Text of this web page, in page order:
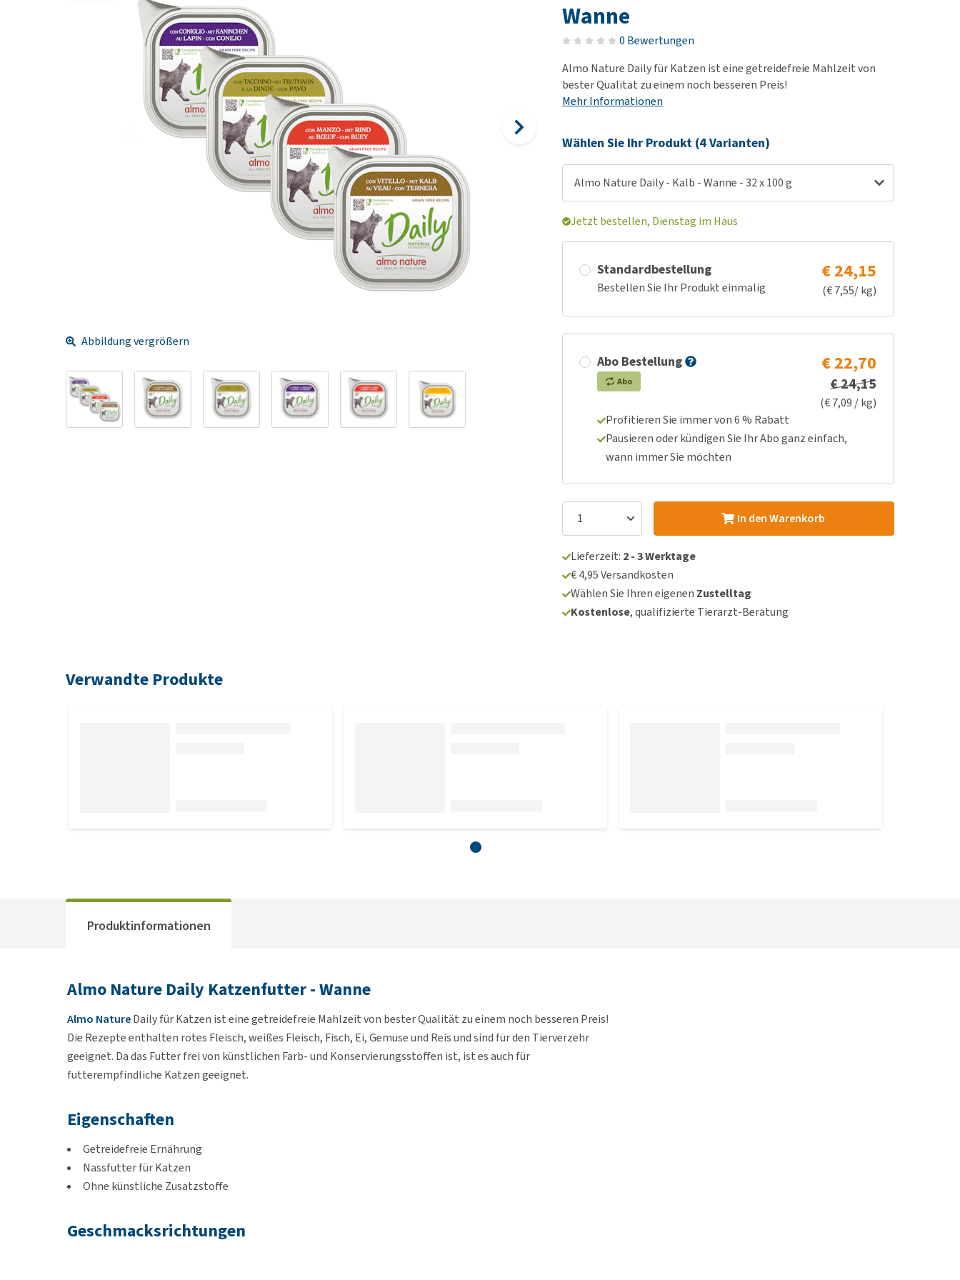
Alles ansehen
Medizinisches Zubehör
Alles ansehen
Leberprobleme
Haut-/Fellprobleme und
Juckreiz
Nierenproblemen
Wanne
0 Bewertungen
Almo Nature Daily für Katzen ist eine getreidefreie Mahlzeit von
bester Qualität zu einem noch besseren Preis!
Mehr Informationen
Abbildung vergrößern
Wählen Sie Ihr Produkt (4 Varianten)
Almo Nature Daily - Kalb - Wanne - 32 x 100 g
Jetzt bestellen, Dienstag im Haus
Standardbestellung
Bestellen Sie Ihr Produkt einmalig
€ 24,15
(€ 7,55/ kg)
Abo Bestellung
Abo
€ 22,70
€ 24,15
(€ 7,09 / kg)
Profitieren Sie immer von 6 % Rabatt
Pausieren oder kündigen Sie Ihr Abo ganz einfach,
wann immer Sie möchten
In den Warenkorb
Lieferzeit: 2 - 3 Werktage
€ 4,95 Versandkosten
Wählen Sie Ihren eigenen Zustelltag
Kostenlose, qualifizierte Tierarzt-Beratung
Verwandte Produkte
Produktinformationen
Almo Nature Daily Katzenfutter - Wanne
Almo NatureDaily für Katzen ist eine getreidefreie Mahlzeit von bester Qualität zu einem noch besseren Preis!
Die Rezepte enthalten rotes Fleisch, weißes Fleisch, Fisch, Ei, Gemüse und Reis und sind für den Tierverzehr
geeignet. Da das Futter frei von künstlichen Farb- und Konservierungsstoffen ist, ist es auch für
futterempfindliche Katzen geeignet.
Eigenschaften
Getreidefreie Ernährung
Nassfutter für Katzen
Ohne künstliche Zusatzstoffe
Geschmacksrichtungen